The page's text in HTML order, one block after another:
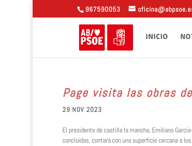
967590053
INICIO
Page visita las obras
29 NOV 2023
El presidente de castilla la mancha, Emiliano
concluidas, contará con una superficie cercana a